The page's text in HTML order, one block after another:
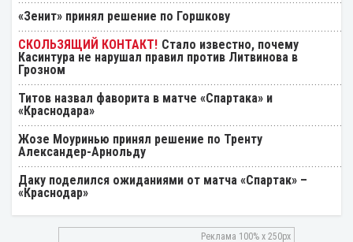
«Зенит» принял решение по Горшкову
Стало известно, почему
Касинтура не нарушал правил против Литвинова в
Грозном
Титов назвал фаворита в матче «Спартака» и
«Краснодара»
Жозе Моуринью принял решение по Тренту
Александер-Арнольду
Даку поделился ожиданиями от матча «Спартак» –
«Краснодар»